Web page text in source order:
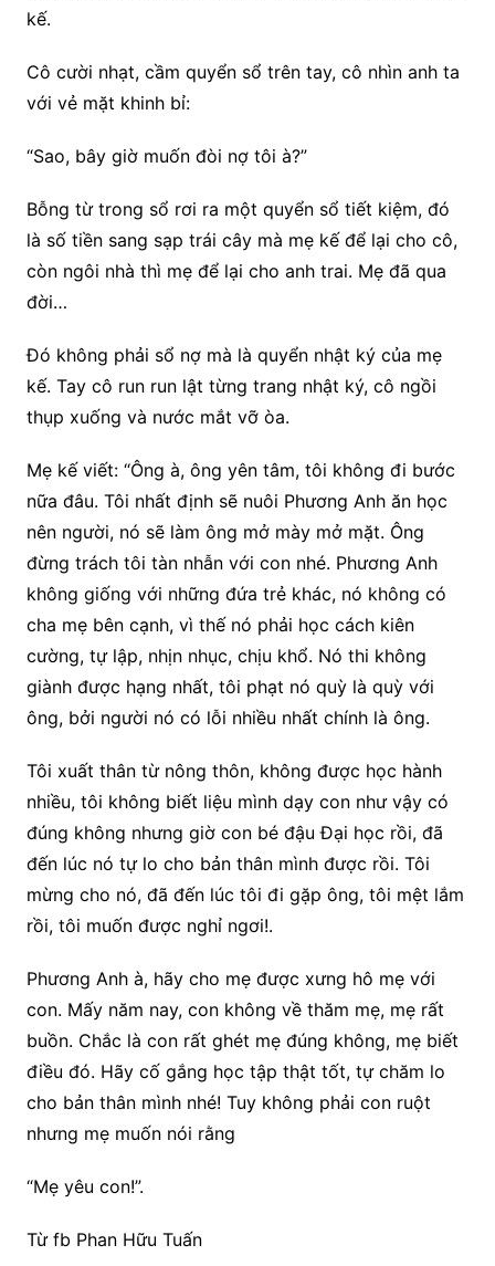
kế.
Cô cười nhạt, cầm quyển sổ trên tay, cô nhìn anh ta
với vẻ mặt khinh bỉ:
“Sao, bây giờ muốn đòi nợ tôi à?”
Bỗng từ trong sổ rơi ra một quyển sổ tiết kiệm, đó
là số tiền sang sạp trái cây mà mẹ kế để lại cho cô,
còn ngôi nhà thì mẹ để lại cho anh trai. Mẹ đã qua
đời…
Đó không phải sổ nợ mà là quyển nhật ký của mẹ
kế. Tay cô run run lật từng trang nhật ký, cô ngồi
thụp xuống và nước mắt vỡ òa.
Mẹ kế viết: “Ông à, ông yên tâm, tôi không đi bước
nữa đâu. Tôi nhất định sẽ nuôi Phương Anh ăn học
nên người, nó sẽ làm ông mở mày mở mặt. Ông
đừng trách tôi tàn nhẫn với con nhé. Phương Anh
không giống với những đứa trẻ khác, nó không có
cha mẹ bên cạnh, vì thế nó phải học cách kiên
cường, tự lập, nhịn nhục, chịu khổ. Nó thi không
giành được hạng nhất, tôi phạt nó quỳ là quỳ với
ông, bởi người nó có lỗi nhiều nhất chính là ông.
Tôi xuất thân từ nông thôn, không được học hành
nhiều, tôi không biết liệu mình dạy con như vậy có
đúng không nhưng giờ con bé đậu Đại học rồi, đã
đến lúc nó tự lo cho bản thân mình được rồi. Tôi
mừng cho nó, đã đến lúc tôi đi gặp ông, tôi mệt lắm
rồi, tôi muốn được nghỉ ngơi!.
Phương Anh à, hãy cho mẹ được xưng hô mẹ với
con. Mấy năm nay, con không về thăm mẹ, mẹ rất
buồn. Chắc là con rất ghét mẹ đúng không, mẹ biết
điều đó. Hãy cố gắng học tập thật tốt, tự chăm lo
cho bản thân mình nhé! Tuy không phải con ruột
nhưng mẹ muốn nói rằng
“Mẹ yêu con!”.
Từ fb Phan Hữu Tuấn